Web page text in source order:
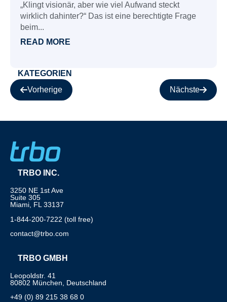
„Klingt visionär, aber wie viel Aufwand steckt
wirklich dahinter?“ Das ist eine berechtigte Frage
beim...
READ MORE
KATEGORIEN
Vorherige
Nächste
TRBO INC.
3250 NE 1st Ave
Suite 305
Miami, FL 33137
1-844-200-7222 (toll free)
contact@trbo.com
TRBO GMBH
Leopoldstr. 41
80802 München, Deutschland
+49 (0) 89 215 38 68 0